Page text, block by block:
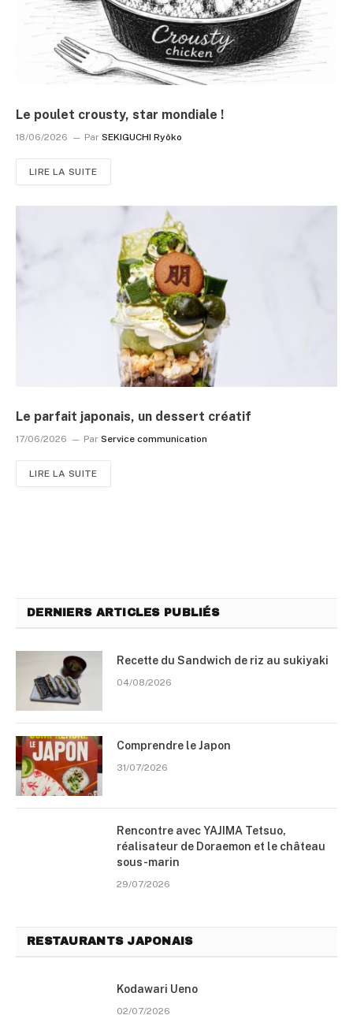
Le poulet crousty, star mondiale !
18/06/2026 Par SEKIGUCHI Ryôko
LIRE LA SUITE
Le parfait japonais, un dessert créatif
17/06/2026 Par Service communication
LIRE LA SUITE
DERNIERS ARTICLES PUBLIÉS
Recette du Sandwich de riz au sukiyaki
04/08/2026
Comprendre le Japon
31/07/2026
Rencontre avec YAJIMA Tetsuo,
réalisateur de Doraemon et le château
sous-marin
29/07/2026
RESTAURANTS JAPONAIS
Kodawari Ueno
02/07/2026